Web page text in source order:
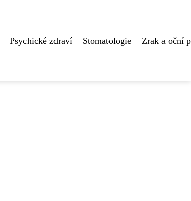
Psychické zdraví Stomatologie Zrak a oční